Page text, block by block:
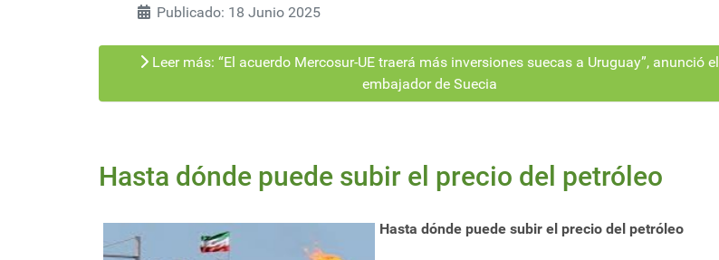
Publicado: 18 Junio 2025
Leer más: “El acuerdo Mercosur-UE traerá más inversiones suecas a Uruguay”, anunció el
embajador de Suecia
Hasta dónde puede subir el precio del petróleo
Hasta dónde puede subir el precio del petróleo